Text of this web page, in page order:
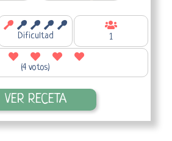
Dificultad 1
(4 votos)
VER RECETA